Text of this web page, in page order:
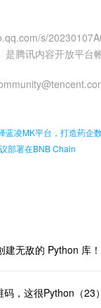
s/
是腾讯内容开放平台
蓝凌MK平台，打造药企
部署在BNB Chain
无敌的 Python 库！
，这很Python（23）